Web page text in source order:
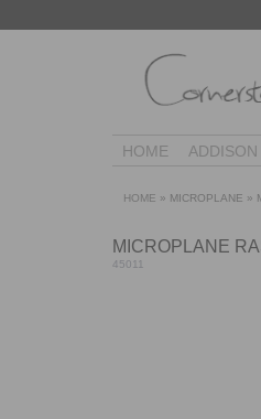
HOME
HOME » MICROPLANE »
MICROPLANE
45011